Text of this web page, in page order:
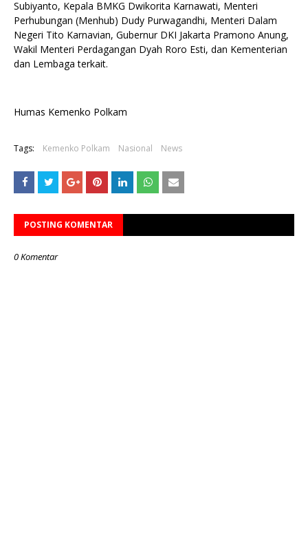
Subiyanto, Kepala BMKG Dwikorita Karnawati, Menteri
Perhubungan (Menhub) Dudy Purwagandhi, Menteri Dalam
Negeri Tito Karnavian, Gubernur DKI Jakarta Pramono Anung,
Wakil Menteri Perdagangan Dyah Roro Esti, dan Kementerian
dan Lembaga terkait.
Humas Kemenko Polkam
Tags: Kemenko Polkam Nasional News
POSTING KOMENTAR
0 Komentar